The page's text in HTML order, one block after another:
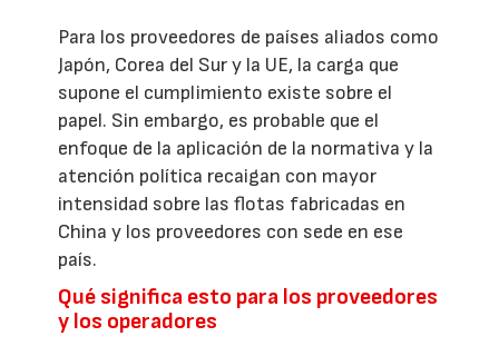
Para los proveedores de países aliados como
Japón, Corea del Sur y la UE, la carga que
supone el cumplimiento existe sobre el
papel. Sin embargo, es probable que el
enfoque de la aplicación de la normativa y la
atención política recaigan con mayor
intensidad sobre las flotas fabricadas en
China y los proveedores con sede en ese
país.
Qué significa esto para los proveedores
y los operadores